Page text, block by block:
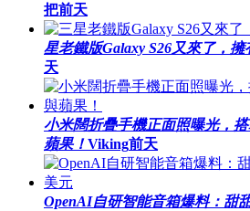
把前天
星老鐵版Galaxy S26又來了，
天
小米闊折疊手機正面照曝光，
蘋果！Viking前天
OpenAI自研智能音箱爆料：甜